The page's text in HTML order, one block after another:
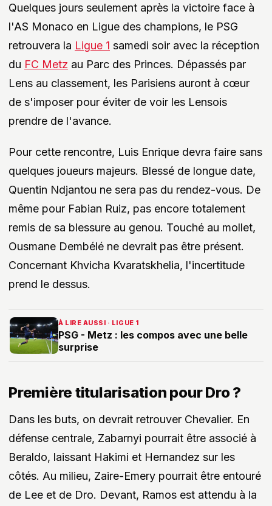
Quelques jours seulement après la victoire face à
l'AS Monaco en Ligue des champions, le PSG
retrouvera la Ligue 1 samedi soir avec la réception
du FC Metz au Parc des Princes. Dépassés par
Lens au classement, les Parisiens auront à cœur
de s'imposer pour éviter de voir les Lensois
prendre de l'avance.
Pour cette rencontre, Luis Enrique devra faire sans
quelques joueurs majeurs. Blessé de longue date,
Quentin Ndjantou ne sera pas du rendez-vous. De
même pour Fabian Ruiz, pas encore totalement
remis de sa blessure au genou. Touché au mollet,
Ousmane Dembélé ne devrait pas être présent.
Concernant Khvicha Kvaratskhelia, l'incertitude
prend le dessus.
À LIRE AUSSI · LIGUE 1
PSG - Metz : les compos avec une belle
surprise
Première titularisation pour Dro ?
Dans les buts, on devrait retrouver Chevalier. En
défense centrale, Zabarnyi pourrait être associé à
Beraldo, laissant Hakimi et Hernandez sur les
côtés. Au milieu, Zaire-Emery pourrait être entouré
de Lee et de Dro. Devant, Ramos est attendu à la